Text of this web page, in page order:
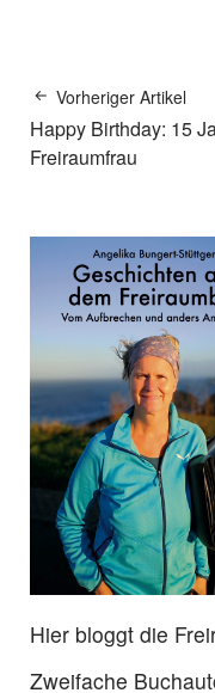
Vorheriger Artikel
Happy Birthday: 15
Freiraumfrau
Hier bloggt die
Zweifache